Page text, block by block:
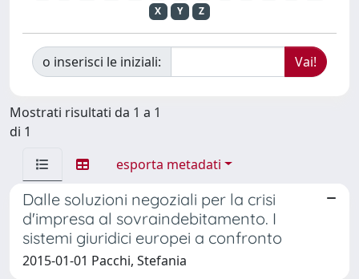
X
Y Z
o inserisci le iniziali:
Mostrati risultati da 1 a 1
di 1
esporta metadati
Dalle soluzioni negoziali per la crisi
d'impresa al sovraindebitamento. I
sistemi giuridici europei a confronto
2015-01-01 Pacchi, Stefania